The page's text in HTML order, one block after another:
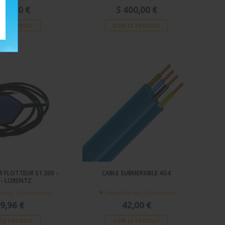
€
LE PRODUIT
5 400,00 €
VOIR LE PRODUIT
FLOTTEUR S1 200 -
LORENTZ
sous 14 jours ouvrés
€
PRODUIT
CABLE SUBMERSIBLE 4G4
Disponible sous 3 jours ouvrés
42,00 €
VOIR LE PRODUIT